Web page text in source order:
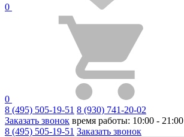
0
0
8 (495) 505-19-51 8 (930) 741-20-02
Заказать звонок время работы: 10:00 - 21:00
8 (495) 505-19-51 Заказать звонок